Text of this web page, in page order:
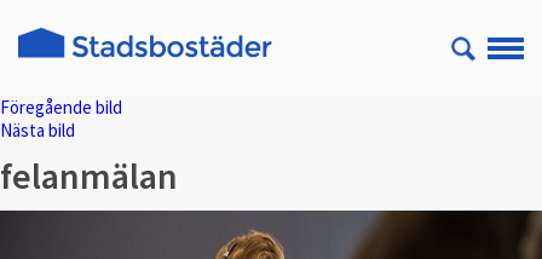
Föregående bild
Nästa bild
felanmälan